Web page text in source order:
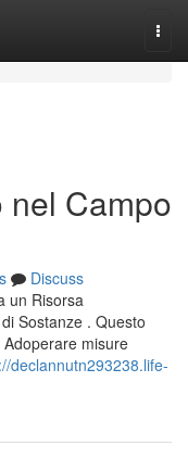
nel Campo
Discuss
un Risorsa
Sostanze . Questo
misure
declannutn293238.life-